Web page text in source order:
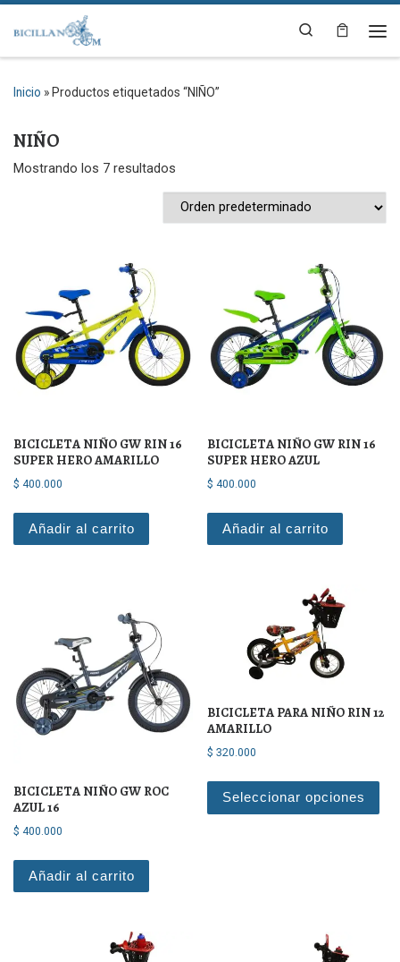
Saltar al contenido
Search
Inicio » Productos etiquetados “NIÑO”
NIÑO
Mostrando los 7 resultados
BICICLETA NIÑO GW RIN 16
SUPER HERO AMARILLO
$ 400.000
Añadir al carrito
BICICLETA NIÑO GW RIN 16
SUPER HERO AZUL
$ 400.000
Añadir al carrito
BICICLETA NIÑO GW ROC
AZUL 16
$ 400.000
Añadir al carrito
BICICLETA PARA NIÑO RIN 12
AMARILLO
$ 320.000
Seleccionar opciones